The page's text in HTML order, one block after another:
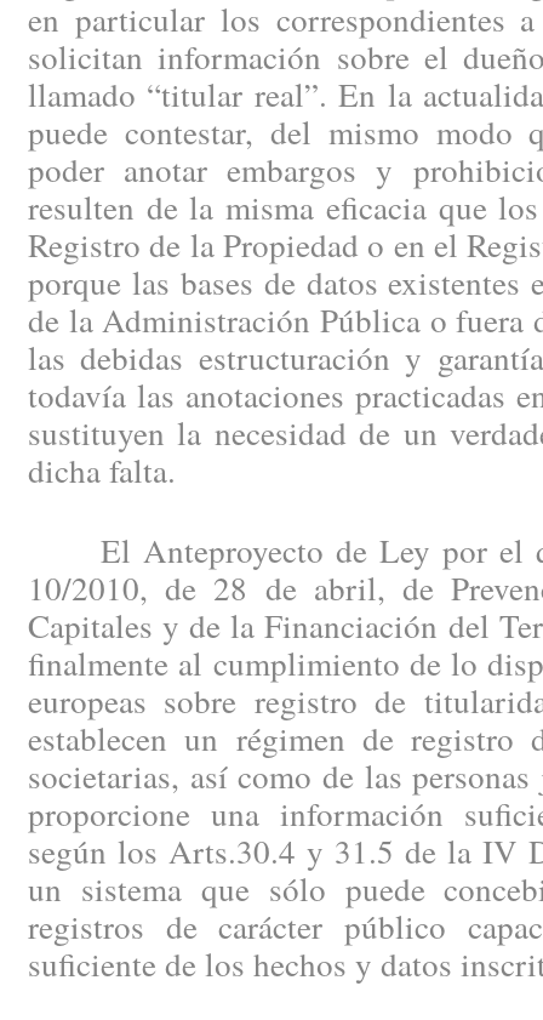
en particular los correspondientes
solicitan información sobre el
llamado “titular real”. En la
puede contestar, del mismo modo
poder anotar embargos y
resulten de la misma eficacia que
Registro de la Propiedad o en el
porque las bases de datos
de la Administración Pública o fuera
las debidas estructuración y
todavía las anotaciones practicadas
sustituyen la necesidad de un
dicha falta.
El Anteproyecto de Ley por el
10/2010, de 28 de abril, de
Capitales y de la Financiación del
finalmente al cumplimiento de lo
europeas sobre registro de
establecen un régimen de registro
societarias, así como de las
proporcione una información
según los Arts.30.4 y 31.5 de la IV
un sistema que sólo puede
registros de carácter público
suficiente de los hechos y datos